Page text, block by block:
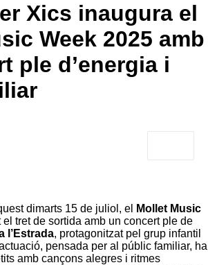
Xics inaugura el
Week 2025 amb
ple d’energia i
dimarts 15 de juliol, el
Mollet Music
el tret de sortida amb un concert ple de
l’Estrada, protagonitzat pel grup infantil
pensada per al públic familiar, ha
amb cançons alegres i ritmes